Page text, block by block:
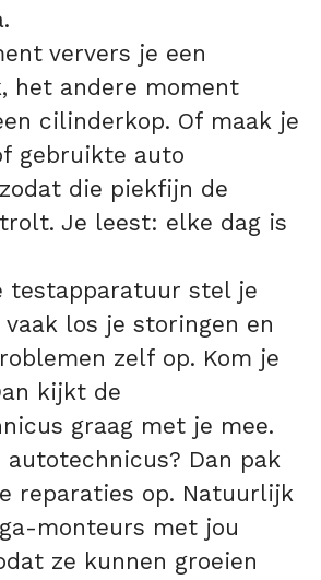
ververs je een
het andere moment
cilinderkop. Of maak je
gebruikte auto
die piekfijn de
Je leest: elke dag is
testapparatuur stel je
vaak los je storingen en
zelf op. Kom je
kijkt de
graag met je mee.
autotechnicus? Dan pak
reparaties op. Natuurlijk
monteurs met jou
ze kunnen groeien